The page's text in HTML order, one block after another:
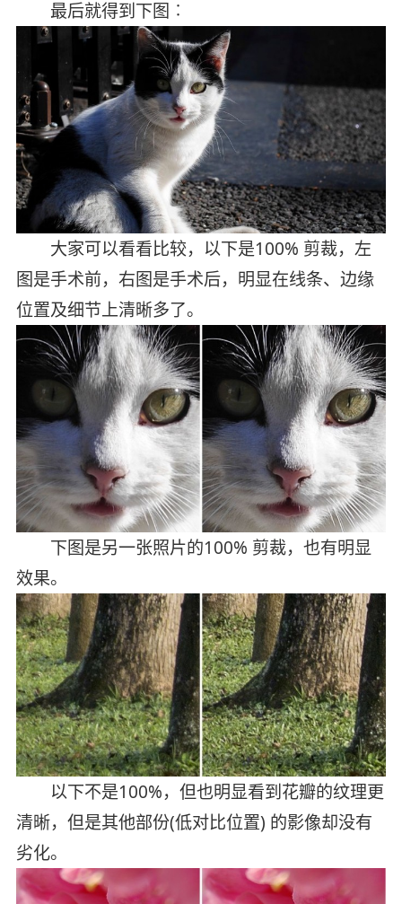
最后就得到下图︰
大家可以看看比较，以下是100% 剪裁，左
图是手术前，右图是手术后，明显在线条、边缘
位置及细节上清晰多了。
下图是另一张照片的100% 剪裁，也有明显
效果。
以下不是100%，但也明显看到花瓣的纹理更
清晰，但是其他部份(低对比位置) 的影像却没有
劣化。